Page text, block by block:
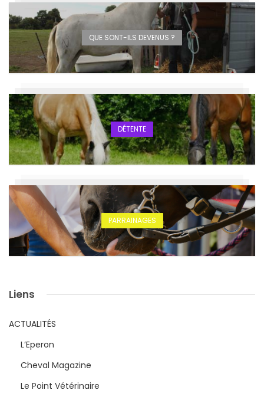
QUE SONT-ILS DEVENUS ?
DÉTENTE
PARRAINAGES
Liens
ACTUALITÉS
L’Eperon
Cheval Magazine
Le Point Vétérinaire